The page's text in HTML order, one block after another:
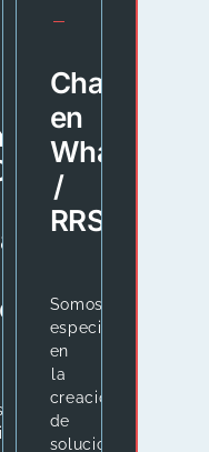
Chatbots
en
WhatsApp
/
RRSS
Somos
especialistas
en
la
creación
de
soluciones